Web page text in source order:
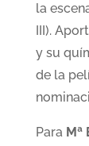
la
III).
y su
de la
Para Mª